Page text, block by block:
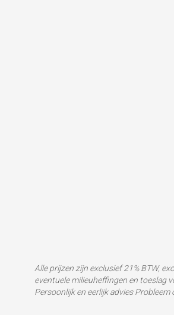
Alle prijzen zijn exclusief 21% BTW,
eventuele milieuheffingen en toeslag
Persoonlijk en eerlijk advies